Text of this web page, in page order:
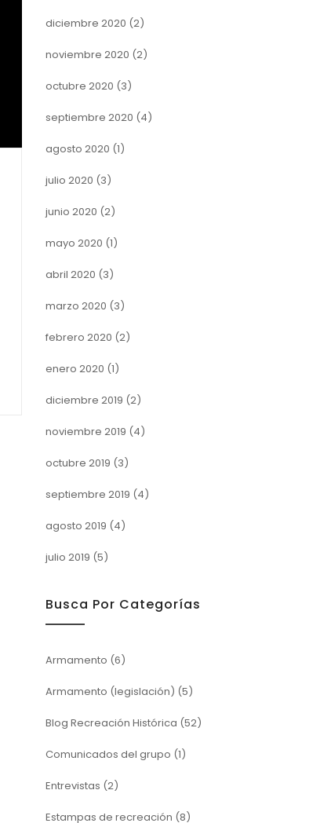
diciembre 2020 (2)
noviembre 2020 (2)
octubre 2020 (3)
septiembre 2020 (4)
agosto 2020 (1)
julio 2020 (3)
junio 2020 (2)
mayo 2020 (1)
abril 2020 (3)
marzo 2020 (3)
febrero 2020 (2)
enero 2020 (1)
diciembre 2019 (2)
noviembre 2019 (4)
octubre 2019 (3)
septiembre 2019 (4)
agosto 2019 (4)
julio 2019 (5)
Busca Por Categorías
Armamento (6)
Armamento (legislación) (5)
Blog Recreación Histórica (52)
Comunicados del grupo (1)
Entrevistas (2)
Estampas de recreación (8)